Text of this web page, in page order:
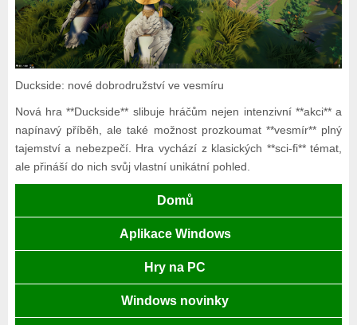
Duckside: nové dobrodružství ve vesmíru
Nová hra **Duckside** slibuje hráčům nejen intenzivní **akci** a
napínavý příběh, ale také možnost prozkoumat **vesmír** plný
tajemství a nebezpečí. Hra vychází z klasických **sci-fi** témat,
ale přináší do nich svůj vlastní unikátní pohled.
Domů
Aplikace Windows
Hry na PC
Windows novinky